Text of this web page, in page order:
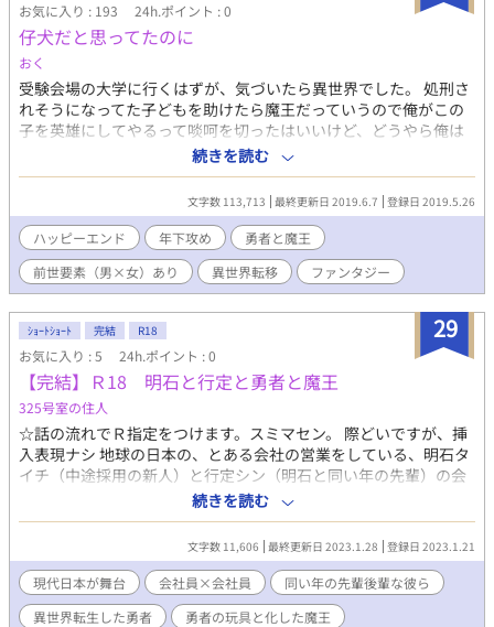
お気に入り : 193 24h.ポイント : 0
仔犬だと思ってたのに
おく
受験会場の大学に行くはずが、気づいたら異世界でした。 処刑さ
れそうになってた子どもを助けたら魔王だっていうので俺がこの
子を英雄にしてやるって啖呵を切ったはいいけど、どうやら俺は
魔王を殺したお姫様の生まれ変わりだったらしい。なぜ。
【カップリング傾向と属性】 ツンデレ仔犬系年下攻め（８歳
→１８歳）×戦闘力高い系男子高校生（１８歳→２８歳）。途中
主人公に矢印を出すキャラが数名います。いずれも純愛系片思い
なのでフェラ・キス止まり（一部やや強引あり）。
続きを読む
文字数 113,713 最終更新日 2019.6.7 登録日 2019.5.26
ハッピーエンド 年下攻め
勇者と魔王
前世要素（男×女）あり
異世界転移 ファンタジー
29
ｼｮｰﾄｼｮｰﾄ 完結 R18
お気に入り : 5 24h.ポイント : 0
【完結】Ｒ18 明石と行定と勇者と魔王
325号室の住人
☆話の流れでＲ指定をつけます。スミマセン。 際どいですが、挿
入表現ナシ 地球の日本の、とある会社の営業をしている、明石タ
イチ（中途採用の新人）と行定シン（明石と同い年の先輩）の会
話がメインの短い話です。 ☆全８話 完結しました ☆タイトル変
更アリ
続きを読む
文字数 11,606 最終更新日 2023.1.28 登録日 2023.1.21
現代日本が舞台 会社員×会社員
同い年の先輩後輩な彼ら
異世界転生した勇者
勇者の玩具と化した魔王